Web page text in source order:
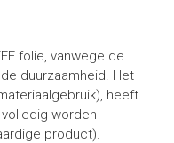
folie, vanwege de
duurzaamheid. Het
heeft
worden
product).